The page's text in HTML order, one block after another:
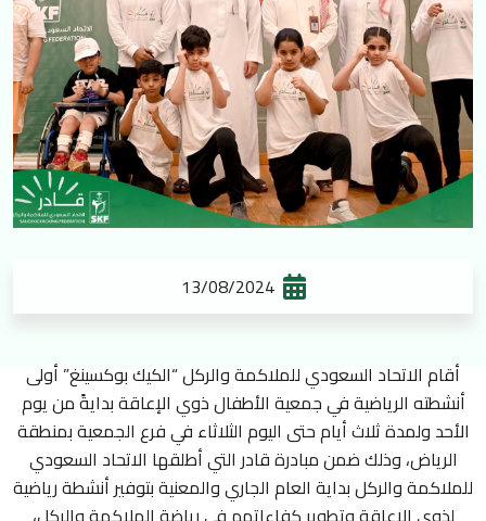
13/08/2024
أقام الاتحاد السعودي للملاكمة والركل “الكيك بوكسينغ” أولى
أنشطته الرياضية في جمعية الأطفال ذوي الإعاقة بدايةً من يوم
الأحد ولمدة ثلاث أيام حتى اليوم الثلاثاء في فرع الجمعية بمنطقة
الرياض، وذلك ضمن مبادرة قادر التي أطلقها الاتحاد السعودي
للملاكمة والركل بداية العام الجاري والمعنية بتوفير أنشطة رياضية